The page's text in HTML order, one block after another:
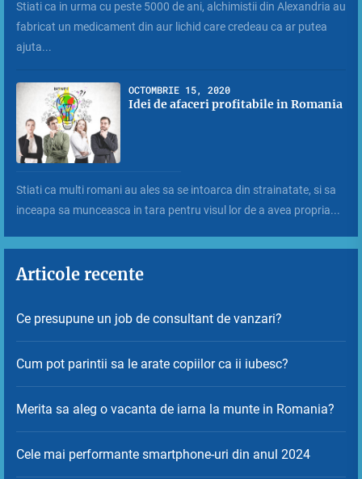
Stiati ca in urma cu peste 5000 de ani, alchimistii din Alexandria au
fabricat un medicament din aur lichid care credeau ca ar putea
ajuta...
OCTOMBRIE 15, 2020
Idei de afaceri profitabile in Romania
Stiati ca multi romani au ales sa se intoarca din strainatate, si sa
inceapa sa munceasca in tara pentru visul lor de a avea propria...
Articole recente
Ce presupune un job de consultant de vanzari?
Cum pot parintii sa le arate copiilor ca ii iubesc?
Merita sa aleg o vacanta de iarna la munte in Romania?
Cele mai performante smartphone-uri din anul 2024